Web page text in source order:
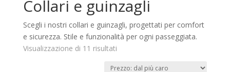
Collari e guinzagli
Scegli i nostri collari e guinzagli, progettati per comfort
e sicurezza. Stile e funzionalità per ogni passeggiata.
Visualizzazione di 11 risultatiPrezzo: